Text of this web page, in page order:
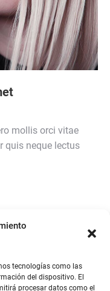
tecnologías como las
del dispositivo. El
procesar datos como el
mollis orci vitae
quis neque lectus